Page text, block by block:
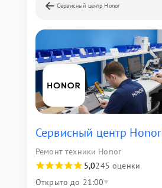
Сервисный центр Honor
Сервисный центр Honor
Ремонт техники Honor
5,0245 оценки
Открыто до 21:00